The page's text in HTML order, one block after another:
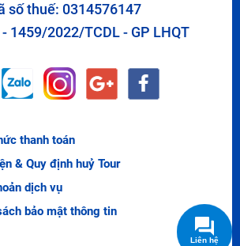
số thuế: 0314576147
- 1459/2022/TCDL - GP LHQT
thanh toán
& Quy định huỷ Tour
dịch vụ
bảo mật thông tin
Liên hệ